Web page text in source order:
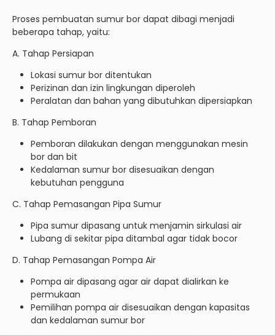
Proses pembuatan sumur bor dapat dibagi menjadi
beberapa tahap, yaitu:
A. Tahap Persiapan
Lokasi sumur bor ditentukan
Perizinan dan izin lingkungan diperoleh
Peralatan dan bahan yang dibutuhkan dipersiapkan
B. Tahap Pemboran
Pemboran dilakukan dengan menggunakan mesin
bor dan bit
Kedalaman sumur bor disesuaikan dengan
kebutuhan pengguna
C. Tahap Pemasangan Pipa Sumur
Pipa sumur dipasang untuk menjamin sirkulasi air
Lubang di sekitar pipa ditambal agar tidak bocor
D. Tahap Pemasangan Pompa Air
Pompa air dipasang agar air dapat dialirkan ke
permukaan
Pemilihan pompa air disesuaikan dengan kapasitas
dan kedalaman sumur bor